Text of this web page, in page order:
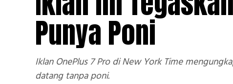
Punya Poni
Iklan OnePlus 7 Pro di New York Time
datang tanpa poni.